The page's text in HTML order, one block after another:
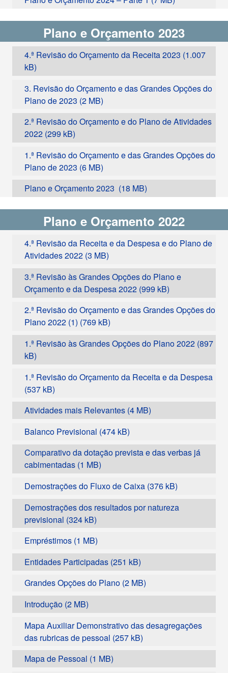
Plano e Orçamento 2023
4.ª Revisão do Orçamento da Receita 2023
3. Revisão do Orçamento e das Grandes Opções do
Plano de 2023
2.ª Revisão do Orçamento e do Plano de Atividades
2022
1.ª Revisão do Orçamento e das Grandes Opções do
Plano de 2023
Plano e Orçamento 2023
Plano e Orçamento 2022
4.ª Revisão da Receita e da Despesa e do Plano de
Atividades 2022
3.ª Revisão às Grandes Opções do Plano e
Orçamento e da Despesa 2022
2.ª Revisão do Orçamento e das Grandes Opções do
Plano 2022 (1)
1.ª Revisão às Grandes Opções do Plano 2022
1.ª Revisão do Orçamento da Receita e da Despesa
Atividades mais Relevantes
Balanco Previsional
Comparativo da dotação prevista e das verbas já
cabimentadas
Demostrações do Fluxo de Caixa
Demostrações dos resultados por natureza
previsional
Empréstimos
Entidades Participadas
Grandes Opções do Plano
Introdução
Mapa Auxiliar Demonstrativo das desagregações
das rubricas de pessoal
Mapa de Pessoal